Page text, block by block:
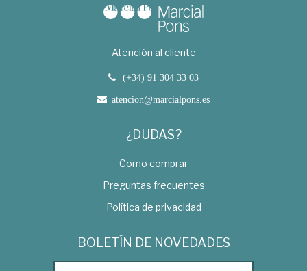
Atención al cliente
(+34) 91 304 33 03
atencion@marcialpons.es
¿DUDAS?
Como comprar
Preguntas frecuentes
Política de privacidad
BOLETÍN DE NOVEDADES